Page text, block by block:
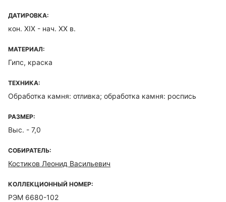
ДАТИРОВКА:
кон. XIX - нач. ХХ в.
МАТЕРИАЛ:
Гипс, краска
ТЕХНИКА:
Обработка камня: отливка; обработка камня: роспись
РАЗМЕР:
Выс. - 7,0
СОБИРАТЕЛЬ:
Костиков Леонид Васильевич
КОЛЛЕКЦИОННЫЙ НОМЕР:
РЭМ 6680-102